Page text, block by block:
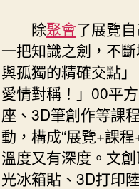
除聚會了展覽
一把知識之劍，不
與孤獨的精確交點
愛情對稱！」00平
座、3D筆創作等課
動，構成“展覽+課程
溫度又有深度。文
光冰箱貼、3D打印